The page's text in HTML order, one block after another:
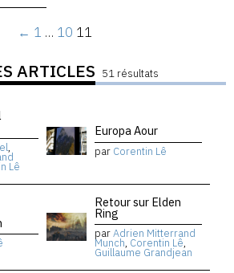
← 1 … 10 11
ARTICLES 51 résultats
,
Lê
Europa Aour
par Corentin Lê
Retour sur Elden
Ring
parAdrien Mitterrand
Munch, Corentin Lê,
Guillaume Grandjean